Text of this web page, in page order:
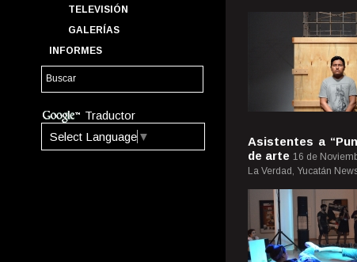
TELEVISIÓN
GALERÍAS
INFORMES
Traductor
Select Language ▼
Asistentes a
de arte 16 de
La Verdad, Yucatán